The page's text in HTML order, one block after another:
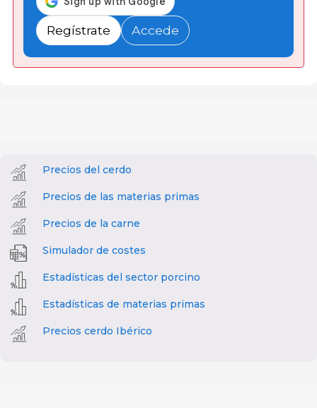
Regístrate Accede
Precios del cerdo
Precios de las materias primas
Precios de la carne
Simulador de costes
Estadísticas del sector porcino
Estadísticas de materias primas
Precios cerdo Ibérico